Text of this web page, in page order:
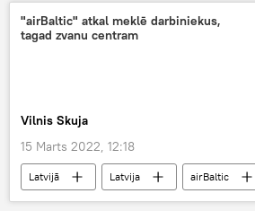
"airBaltic" atkal meklē darbiniekus,
tagad zvanu centram
Vilnis Skuja
15 Marts 2022, 12:18
Latvijā Latvija
airBaltic
darbs